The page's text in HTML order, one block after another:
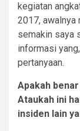
kegiatan
2017, awalnya
semakin saya
informasi
pertanyaan.
Apakah
Ataukah ini
insiden lain